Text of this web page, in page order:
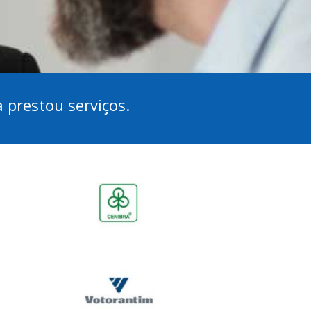
prestou serviços.